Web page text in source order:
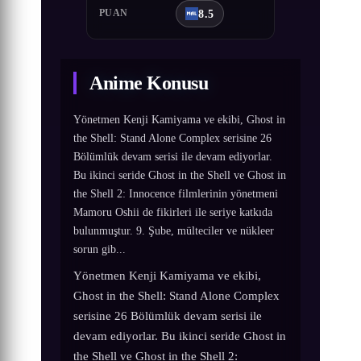
PUAN 8.5
Anime Konusu
Yönetmen Kenji Kamiyama ve ekibi, Ghost in
the Shell: Stand Alone Complex serisine 26
Bölümlük devam serisi ile devam ediyorlar.
Bu ikinci seride Ghost in the Shell ve Ghost in
the Shell 2: Innocence filmlerinin yönetmeni
Mamoru Oshii de fikirleri ile seriye katkıda
bulunmuştur. 9. Şube, mülteciler ve nükleer
sorun gib...
Yönetmen Kenji Kamiyama ve ekibi,
Ghost in the Shell: Stand Alone Complex
serisine 26 Bölümlük devam serisi ile
devam ediyorlar. Bu ikinci seride Ghost in
the Shell ve Ghost in the Shell 2: